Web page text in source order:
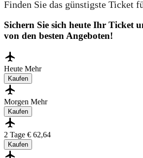
Finden Sie das günstigste Ticket
Sichern Sie sich heute Ihr Ticket
von den besten Angeboten!
Heute Mehr
Kaufen
Morgen Mehr
Kaufen
2 Tage € 62,64
Kaufen